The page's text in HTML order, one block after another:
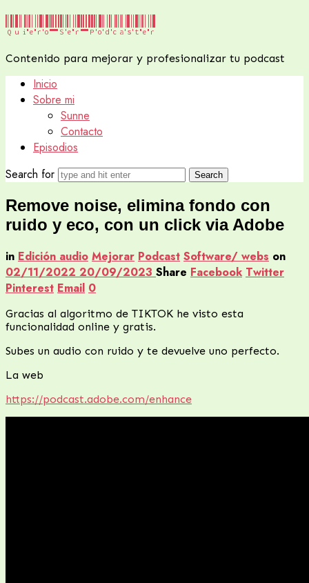
Quiero
Podcaster
Quiero Ser Podcaster
Contenido para mejorar y profesionalizar tu podcast
Inicio
Sobre mi
Sunne
Contacto
Episodios
Search for
Remove noise, elimina fondo con
ruido y eco, con un click via Adobe
in Edición audio Mejorar Podcast Software/ webs on
02/11/2022 20/09/2023 Share Facebook Twitter
Pinterest Email 0
Gracias al algoritmo de TIKTOK he visto esta
funcionalidad online y gratis.
Subes un audio con ruido y te devuelve uno perfecto.
La web
https://podcast.adobe.com/enhance